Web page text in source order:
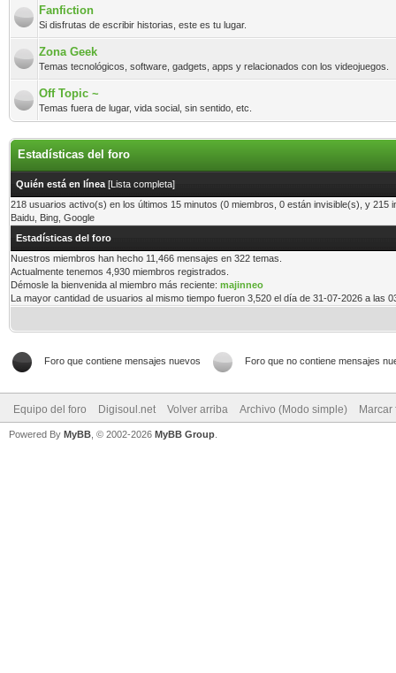
Fanfiction
Si disfrutas de escribir historias, este es tu lugar.
Zona Geek
Temas tecnológicos, software, gadgets, apps y relacionados con los videojuegos.
Off Topic ~
Temas fuera de lugar, vida social, sin sentido, etc.
Estadísticas del foro
Quién está en línea [Lista completa]
218 usuarios activo(s) en los últimos 15 minutos (0 miembros, 0 están invisible(s), y 215
Baidu, Bing, Google
Estadísticas del foro
Nuestros miembros han hecho 11,466 mensajes en 322 temas.
Actualmente tenemos 4,930 miembros registrados.
Démosle la bienvenida al miembro más reciente: majinneo
La mayor cantidad de usuarios al mismo tiempo fueron 3,520 el día de 31-07-2026 a las
Foro que contiene mensajes nuevos Foro que no contiene mensajes
Equipo del foro Digisoul.net Volver arriba Archivo (Modo simple)
Powered By MyBB , © 2002-2026 MyBB Group